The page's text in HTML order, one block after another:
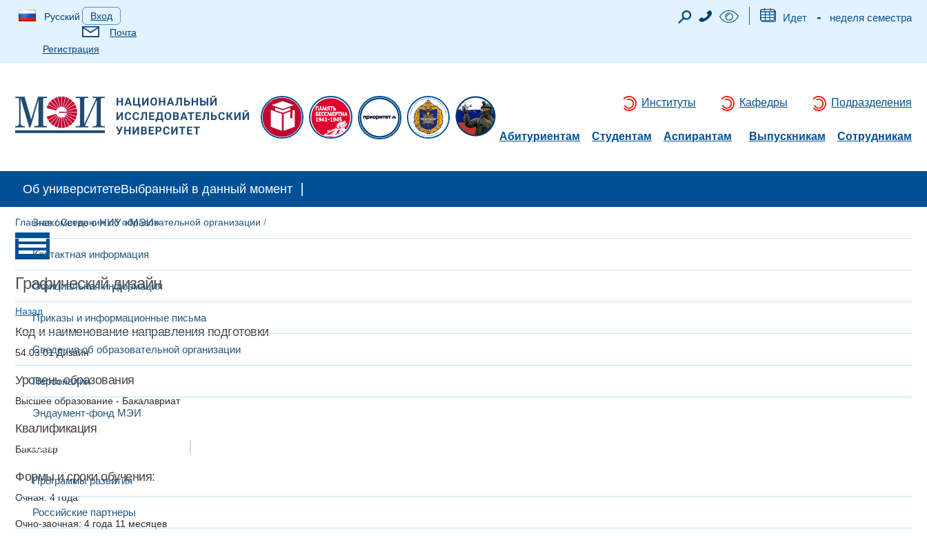
Русский
Вход
Почта
Регистрация
Идет - неделя семестра
Институты Кафедры Подразделения
Абитуриентам Студентам Аспирантам Выпускникам Сотрудникам
Об университетеВыбранный в данный момент
Знакомство с НИУ «МЭИ»
Контактная информация
Официальная информация
Приказы и информационные письма
Сведения об образовательной организации
Персоналии
Эндаумент-фонд МЭИ
Развитие и сотрудничество
Программы развития
Российские партнеры
Главная/Сведения об образовательной организации /
Графический дизайн
Назад
Код и наименование направления подготовки
54.03.01 Дизайн
Уровень образования
Высшее образование - Бакалавриат
Квалификация
Бакалавр
Формы и сроки обучения:
Очная: 4 года
Очно-заочная: 4 года 11 месяцев